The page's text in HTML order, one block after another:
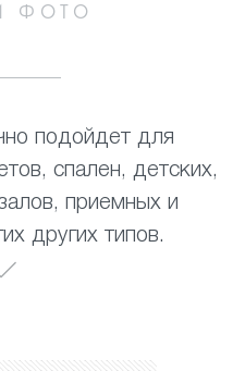
ФОТО
подойдет для
спален, детских,
приемных и
других типов.